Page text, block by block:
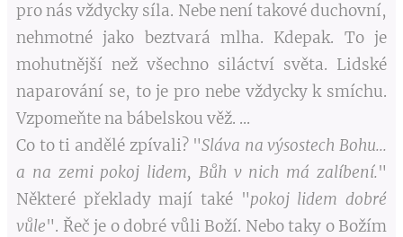
pro nás vždycky síla. Nebe není takové duchovní,
nehmotné jako beztvará mlha. Kdepak. To je
mohutnější než všechno siláctví světa. Lidské
naparování se, to je pro nebe vždycky k smíchu.
Vzpomeňte na bábelskou věž. ...
Co to ti andělé zpívali? "Sláva na výsostech Bohu...
a na zemi pokoj lidem, Bůh v nich má zalíbení."
Některé překlady mají také "pokoj lidem dobré
vůle". Řeč je o dobré vůli Boží. Nebo taky o Božím